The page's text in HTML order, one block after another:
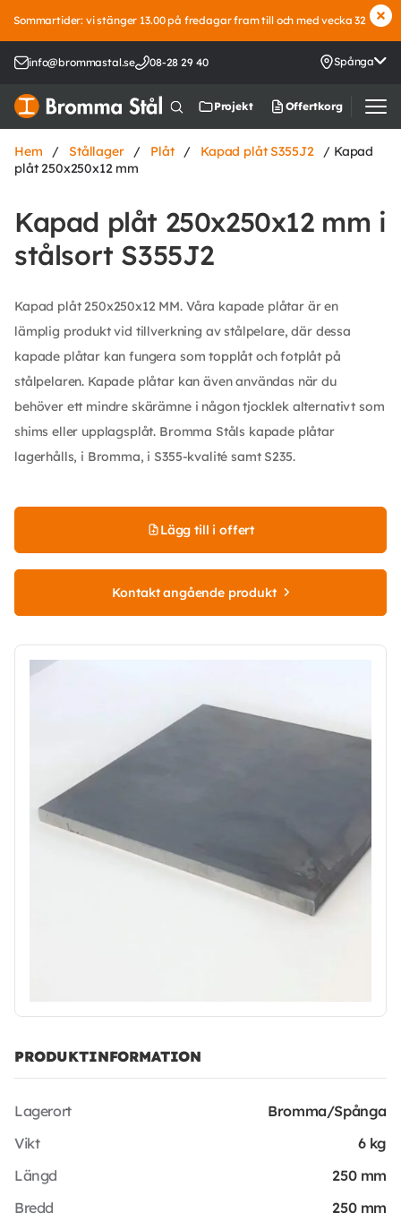
Sommartider: vi stänger 13.00 på fredagar fram till och med vecka 32
info@brommastal.se 08-28 29 40 Spånga
Projekt Offertkorg
Hem / Stållager / Plåt / Kapad plåt S355J2
/ Kapad
plåt 250x250x12 mm
Kapad plåt 250x250x12 mm i
stålsort S355J2
Kapad plåt 250x250x12 MM. Våra kapade plåtar är en
lämplig produkt vid tillverkning av stålpelare, där dessa
kapade plåtar kan fungera som topplåt och fotplåt på
stålpelaren. Kapade plåtar kan även användas när du
behöver ett mindre skärämne i någon tjocklek alternativt som
shims eller upplagsplåt. Bromma Ståls kapade plåtar
lagerhålls, i Bromma, i S355-kvalité samt S235.
Lägg till i offert
Kontakt angående produkt
PRODUKTINFORMATION
Lagerort
Bromma/Spånga
Vikt
6 kg
Längd
250 mm
Bredd
250 mm